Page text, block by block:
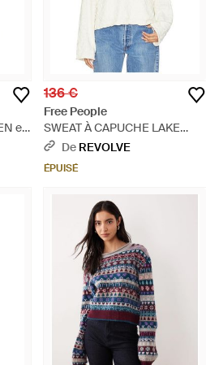
en
136 €
Free People
SWEAT À CAPUCHE LAKE
SIDE en Ivory - Blanc
De REVOLVE
ÉPUISÉ